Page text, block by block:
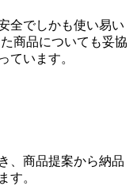
全でしかも使い易い
商品についても妥協
ています。
、商品提案から納品
す。